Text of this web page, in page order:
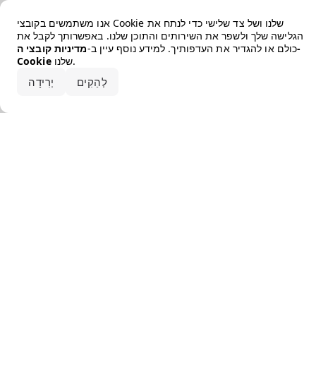
אנו משתמשים בקובצי Cookie שלנו ושל צד שלישי כדי לנתח את
הגלישה שלך ולשפר את השירותים והתוכן שלנו. באפשרותך לקבל את
כולם או להגדיר את העדפותיך. למידע נוסף עיין ב-מדיניות קובצי ה-
Cookie
שלנו.
יְרִידָה לְהַקִים
Error loading the brand